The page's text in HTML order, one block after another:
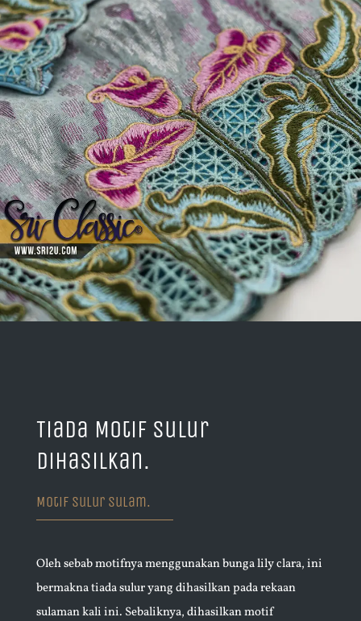
Tiada Motif Sulur
Dihasilkan.
Motif Sulur Sulam.
Oleh sebab motifnya menggunakan bunga lily clara, ini
bermakna tiada sulur yang dihasilkan pada rekaan
sulaman kali ini. Sebaliknya, dihasilkan motif